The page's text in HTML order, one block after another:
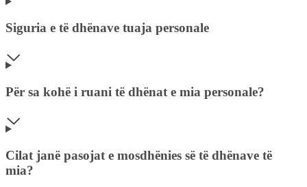
Siguria e të dhënave tuaja personale
Për sa kohë i ruani të dhënat e mia personale?
Cilat janë pasojat e mosdhënies së të dhënave të
mia?